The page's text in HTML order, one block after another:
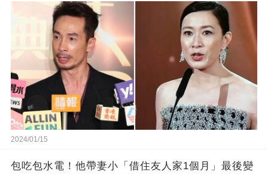
2024/01/15
包吃包水電！他帶妻小「借住友人家1個月」最後變